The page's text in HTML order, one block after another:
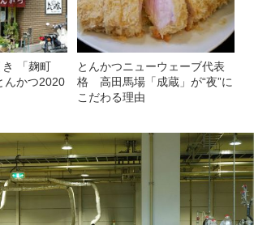
き 「麹町
んかつ2020
とんかつニューウェーブ代表
格 高田馬場「成蔵」が“夜”に
こだわる理由